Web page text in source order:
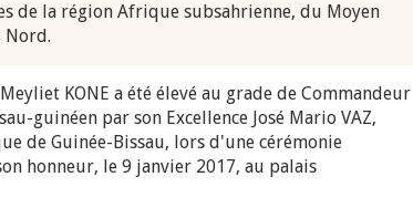
de la région Afrique subsahrienne, du Moyen
Nord.
KONE a été élevé au grade de Commandeur
guinéen par son Excellence José Mario VAZ,
de Guinée-Bissau, lors d'une cérémonie
honneur, le 9 janvier 2017, au palais